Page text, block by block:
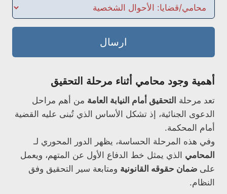
ارسال
أهمية وجود محامي أثناء مرحلة التحقيق
تعد مرحلة التحقيق أمام النيابة العامة من أهم مراحل
الدعوى الجنائية، إذ تشكل الأساس الذي تُبنى عليه القضية
أمام المحكمة.
وفي هذه المرحلة الحساسة، يظهر الدور المحوري لـ
المحامي الذي يمثل خط الدفاع الأول عن المتهم، ويعمل
على ضمان حقوقه القانونية ومتابعة سير التحقيق وفق
النظام.